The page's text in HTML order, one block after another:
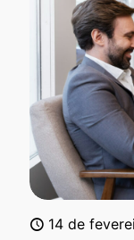
14 de